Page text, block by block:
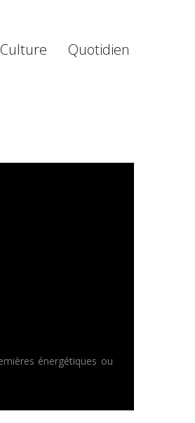
Culture Quotidien
énergétiques ou